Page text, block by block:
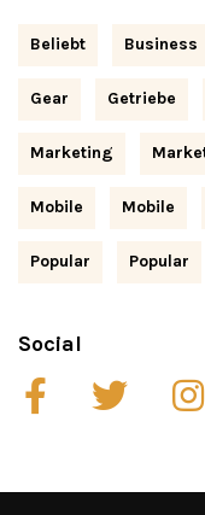
Beliebt Business
Gear Getriebe
Marketing
Mobile Mobile
Popular Popular
Social